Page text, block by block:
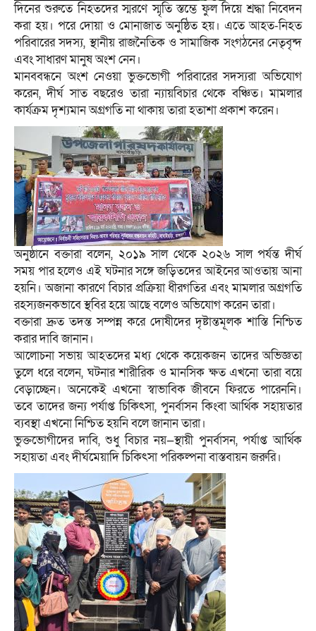
দিনের শুরুতে নিহতদের স্মরণে স্মৃতি স্তম্ভে ফুল দিয়ে শ্রদ্ধা নিবেদন
করা হয়। পরে দোয়া ও মোনাজাত অনুষ্ঠিত হয়। এতে আহত-নিহত
পরিবারের সদস্য, স্থানীয় রাজনৈতিক ও সামাজিক সংগঠনের নেতৃবৃন্দ
এবং সাধারণ মানুষ অংশ নেন।
মানববন্ধনে অংশ নেওয়া ভুক্তভোগী পরিবারের সদস্যরা অভিযোগ
করেন, দীর্ঘ সাত বছরেও তারা ন্যায়বিচার থেকে বঞ্চিত। মামলার
কার্যক্রম দৃশ্যমান অগ্রগতি না থাকায় তারা হতাশা প্রকাশ করেন।
অনুষ্ঠানে বক্তারা বলেন, ২০১৯ সাল থেকে ২০২৬ সাল পর্যন্ত দীর্ঘ
সময় পার হলেও এই ঘটনার সঙ্গে জড়িতদের আইনের আওতায় আনা
হয়নি। অজানা কারণে বিচার প্রক্রিয়া ধীরগতির এবং মামলার অগ্রগতি
রহস্যজনকভাবে স্থবির হয়ে আছে বলেও অভিযোগ করেন তারা।
বক্তারা দ্রুত তদন্ত সম্পন্ন করে দোষীদের দৃষ্টান্তমূলক শাস্তি নিশ্চিত
করার দাবি জানান।
আলোচনা সভায় আহতদের মধ্য থেকে কয়েকজন তাদের অভিজ্ঞতা
তুলে ধরে বলেন, ঘটনার শারীরিক ও মানসিক ক্ষত এখনো তারা বয়ে
বেড়াচ্ছেন। অনেকেই এখনো স্বাভাবিক জীবনে ফিরতে পারেননি।
তবে তাদের জন্য পর্যাপ্ত চিকিৎসা, পুনর্বাসন কিংবা আর্থিক সহায়তার
ব্যবস্থা এখনো নিশ্চিত হয়নি বলে জানান তারা।
ভুক্তভোগীদের দাবি, শুধু বিচার নয়—স্থায়ী পুনর্বাসন, পর্যাপ্ত আর্থিক
সহায়তা এবং দীর্ঘমেয়াদি চিকিৎসা পরিকল্পনা বাস্তবায়ন জরুরি।